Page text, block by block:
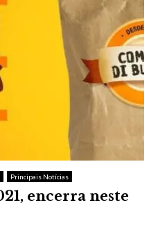
Principais Notícias
encerra neste